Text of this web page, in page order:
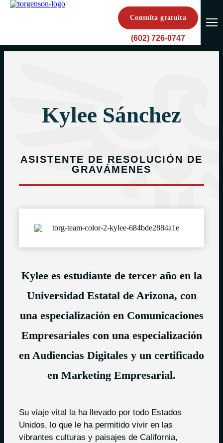
Consulta gratuita
(602) 726-0747
Kylee Sánchez
ASISTENTE DE RESOLUCIÓN DE
GRAVÁMENES
Kylee es estudiante de tercer año en la
Universidad Estatal de Arizona, con
una especialización en Comunicaciones
Empresariales con una especialización
en Audiencias Digitales y un certificado
en Marketing Empresarial.
Su viaje vital la ha llevado por todo Estados
Unidos, lo que le ha permitido vivir en las
vibrantes culturas y paisajes de California,